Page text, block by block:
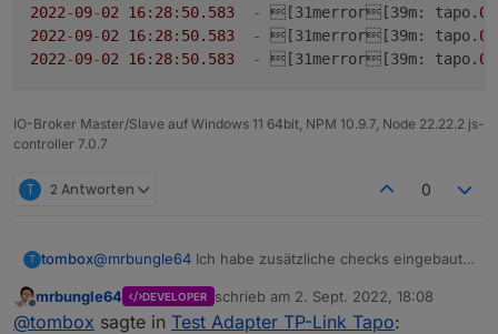
2022-09-02 16: 28: 50.583 - [31merror[39m: tapo. 0
2022-09-02 16: 28: 50.583 - [31merror[39m: tapo. 0
2022-09-02 16: 28: 50.583 - [31merror[39m: tapo. 0
IO-Broker Master/Slave auf Windows 11 64bit, NPM 10.9.7, Node 22.22.2 js-
controller 7.0.7
T 2 Antworten 0
T tombox@mrbungle64 Ich habe zusätzliche checks eingebaut
Offline
mrbungle64 DEVELOPER schrieb am 2. Sept. 2022, 18:08
zuletzt editiert von
@tombox sagte in Test Adapter TP-Link Tapo: